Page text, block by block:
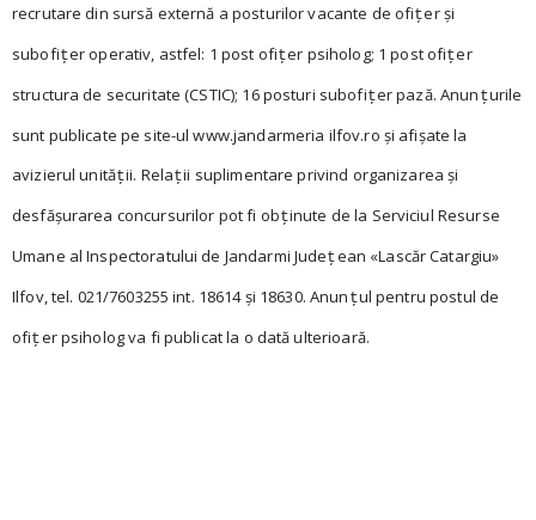
recrutare din sursă externă a posturilor vacante de ofiţer și
subofiţer operativ, astfel: 1 post ofiţer psiholog; 1 post ofiţer
structura de securitate (CSTIC); 16 posturi subofiţer pază. Anun ţurile
sunt publicate pe site-ul www.jandarmeria ilfov.ro și afișate la
avizierul unităţii. Relaţii suplimentare privind organizarea și
desfășurarea concursurilor pot fi obţinute de la Serviciul Resurse
Umane al Inspectoratului de Jandarmi Judeţean «Lascăr Catargiu»
Ilfov, tel. 021/7603255 int. 18614 și 18630. Anun ţul pentru postul de
ofiţer psiholog va fi publicat la o dată ulterioară.